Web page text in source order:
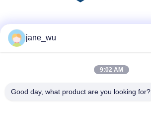
jane_wu
9:02 AM
Good day, what product are you looking for?